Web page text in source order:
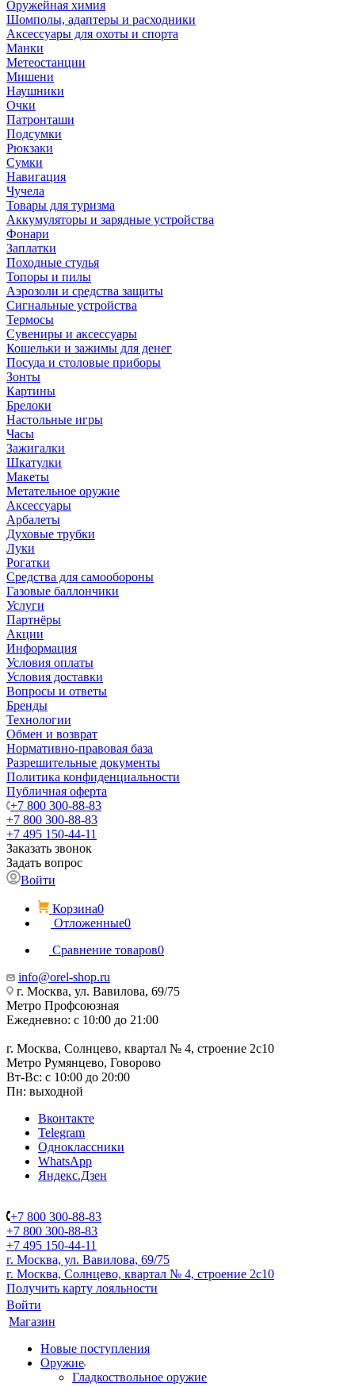
Оружейная химия
Шомполы, адаптеры и расходники
Аксессуары для охоты и спорта
Манки
Метеостанции
Мишени
Наушники
Очки
Патронташи
Подсумки
Рюкзаки
Сумки
Навигация
Чучела
Товары для туризма
Аккумуляторы и зарядные устройства
Фонари
Заплатки
Походные стулья
Топоры и пилы
Аэрозоли и средства защиты
Сигнальные устройства
Термосы
Сувениры и аксессуары
Кошельки и зажимы для денег
Посуда и столовые приборы
Зонты
Картины
Брелоки
Настольные игры
Часы
Зажигалки
Шкатулки
Макеты
Метательное оружие
Аксессуары
Арбалеты
Духовые трубки
Луки
Рогатки
Средства для самообороны
Газовые баллончики
Услуги
Партнёры
Акции
Информация
Условия оплаты
Условия доставки
Вопросы и ответы
Бренды
Технологии
Обмен и возврат
Нормативно-правовая база
Разрешительные документы
Политика конфиденциальности
Публичная оферта
+7 800 300-88-83
+7 800 300-88-83
+7 495 150-44-11
Заказать звонок
Задать вопрос
Войти
Корзина0
Отложенные0
Сравнение товаров0
info@orel-shop.ru
г. Москва, ул. Вавилова, 69/75
Метро Профсоюзная
Ежедневно: с 10:00 до 21:00
г. Москва, Солнцево, квартал № 4, строение 2с10
Метро Румянцево, Говорово
Вт-Вс: с 10:00 до 20:00
Пн: выходной
Вконтакте
Telegram
Одноклассники
WhatsApp
Яндекс.Дзен
+7 800 300-88-83
+7 800 300-88-83
+7 495 150-44-11
г. Москва, ул. Вавилова, 69/75
г. Москва, Солнцево, квартал № 4, строение 2с10
Получить карту лояльности
Войти
Магазин
Новые поступления
Оружие
Гладкоствольное оружие